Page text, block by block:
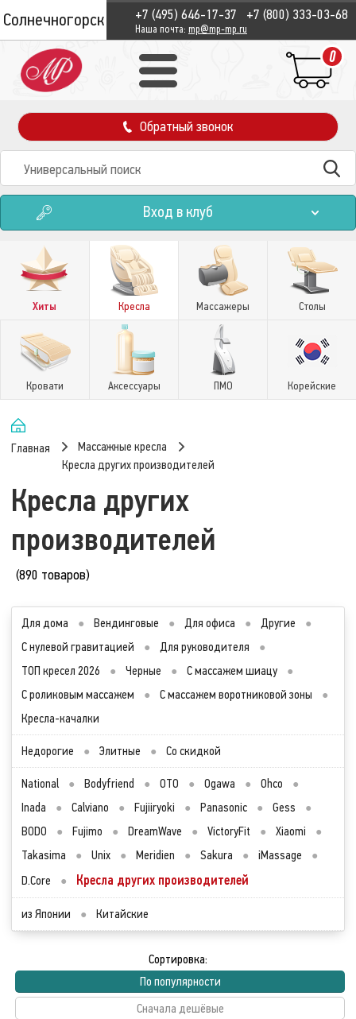
Солнечногорск +7 (495) 646-17-37 +7 (800) 333-03-68
Наша почта: mp@mp-mp.ru
0
Обратный звонок
Вход в клуб
Хиты Кресла Массажеры Столы
Кровати Аксессуары ПМО Корейские
Главная
Массажные кресла
Кресла других производителей
Кресла других
производителей
(890 товаров)
Для дома ● Вендинговые ● Для офиса ● Другие
●
С нулевой гравитацией
● Для руководителя
●
ТОП кресел 2026
● Черные ● С массажем шиацу
●
С роликовым массажем
● С массажем воротниковой зоны
●
Кресла-качалки
Недорогие ● Элитные ● Со скидкой
National ● Bodyfriend ● OTO ● Ogawa ● Ohco
●
Inada
● Calviano ● Fujiiryoki ● Panasonic ● Gess
●
BODO
● Fujimo ● DreamWave ● VictoryFit ● Xiaomi
●
Takasima
● Unix ● Meridien ● Sakura ● iMassage
●
D.Core
● Кресла других производителей
из Японии ● Китайские
Сортировка:
По популярности
Сначала дешёвые